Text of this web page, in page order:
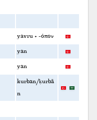
yavru + -όπον
yan
yan
kurban/ḳurbā
n